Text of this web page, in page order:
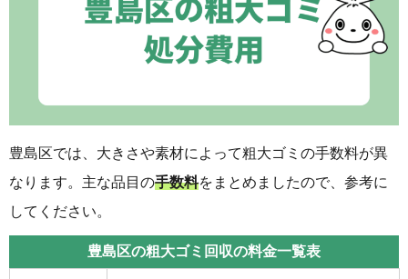
豊島区では、大きさや素材によって粗大ゴミの手数料が異
なります。主な品目の手数料をまとめましたので、参考に
してください。
豊島区の粗大ゴミ回収の料金一覧表